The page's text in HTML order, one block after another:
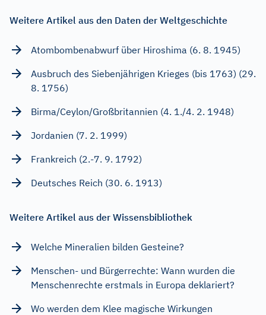
Weitere Artikel aus den Daten der Weltgeschichte
Atombombenabwurf über Hiroshima (6. 8. 1945)
Ausbruch des Siebenjährigen Krieges (bis 1763) (29.
8. 1756)
Birma/Ceylon/Großbritannien (4. 1./4. 2. 1948)
Jordanien (7. 2. 1999)
Frankreich (2.-7. 9. 1792)
Deutsches Reich (30. 6. 1913)
Weitere Artikel aus der Wissensbibliothek
Welche Mineralien bilden Gesteine?
Menschen- und Bürgerrechte: Wann wurden die
Menschenrechte erstmals in Europa deklariert?
Wo werden dem Klee magische Wirkungen